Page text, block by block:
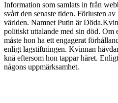
Information som samlats in från
svårt den senaste tiden. Förlusten
världen. Namnet Putin är
politiskt uttalande med sin död. Om
måste hon ha ett engagerat
enligt lagstiftningen. Kvinnan
knä eftersom hon tappar håret.
någons uppmärksamhet.